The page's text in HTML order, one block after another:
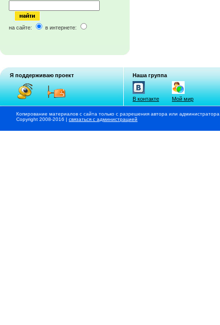
на сайте: в интернете:
Я поддерживаю проект Наша группа
В контакте Мой мир
Копирование материалов с сайта только с разрешения автора или
Copyright 2008-2016 | связаться с администрацией